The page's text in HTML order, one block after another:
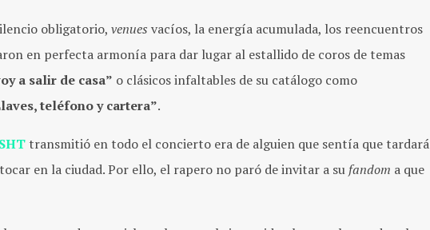
obligatorio, venues vacíos, la energía acumulada, los reencuentros
en perfecta armonía para dar lugar al estallido de coros de temas
a salir de casa” o clásicos infaltables de su catálogo como
teléfono y cartera”.
transmitió en todo el concierto era de alguien que sentía que tardará
en la ciudad. Por ello, el rapero no paró de invitar a su fandom a que